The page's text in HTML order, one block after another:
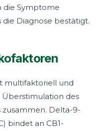
die Symptome
die Diagnose bestätigt.
multifaktoriell und
des
zusammen. Delta-9-
bindet an CB1-